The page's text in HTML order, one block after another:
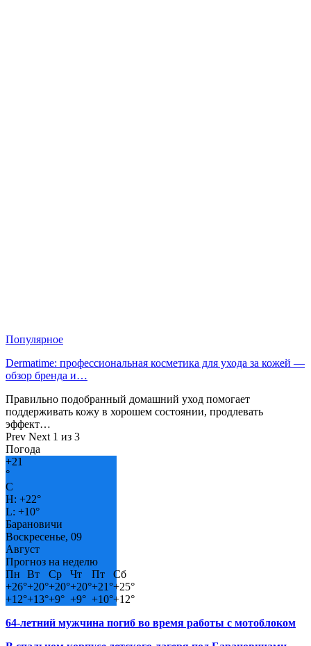
Популярное
Dermatime: профессиональная косметика для ухода за кожей —
обзор бренда и…
Правильно подобранный домашний уход помогает
поддерживать кожу в хорошем состоянии, продлевать
эффект…
Prev Next 1 из 3
Погода
+21
°
C
H: +22°
L: +10°
Барановичи
Воскресенье, 09
Август
Прогноз на неделю
Пн
Вт Ср Чт Пт
Сб
+26°+20°+20°+20°+21°+25°
+12°+13°+9° +9° +10°+12°
64-летний мужчина погиб во время работы с мотоблоком